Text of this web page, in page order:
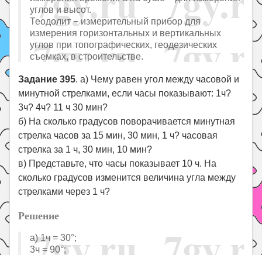
углов и высот.
Теодолит − измерительный прибор для
измерения горизонтальных и вертикальных
углов при топографических, геодезических
съемках, в строительстве.
Задание 395. а) Чему равен угол между часовой и
минутной стрелками, если часы показывают: 1ч?
3ч? 4ч? 11 ч 30 мин?
б) На сколько градусов поворачивается минутная
стрелка часов за 15 мин, 30 мин, 1 ч? часовая
стрелка за 1 ч, 30 мин, 10 мин?
в) Представьте, что часы показывает 10 ч. На
сколько градусов изменится величина угла между
стрелками через 1 ч?
Решение
а) 1ч = 30°;
3ч = 90°;